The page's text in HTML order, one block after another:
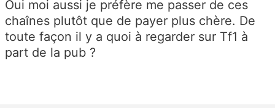
Oui moi aussi je préfère me passer de ces
chaînes plutôt que de payer plus chère. De
toute façon il y a quoi à regarder sur Tf1 à
part de la pub ?